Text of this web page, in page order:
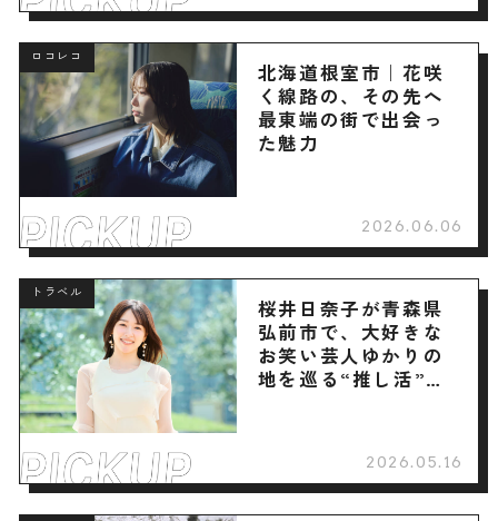
ロコレコ
北海道根室市｜花咲
く線路の、その先へ
最東端の街で出会っ
た魅力
2026.06.06
トラベル
桜井日奈子が青森県
弘前市で、大好きな
お笑い芸人ゆかりの
地を巡る“推し活”旅
2026.05.16